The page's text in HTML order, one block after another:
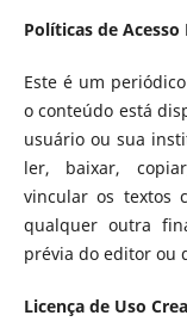
Políticas de Acesso
Este é um
o conteúdo está
usuário ou sua
ler, baixar,
vincular os textos
qualquer outra
prévia do editor ou
Licença de Uso